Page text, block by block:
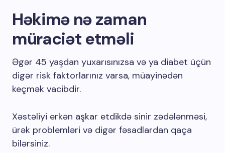
Həkimə nə zaman
müraciət etməli
Əgər 45 yaşdan yuxarısınızsa və ya diabet üçün
digər risk faktorlarınız varsa, müayinədən
keçmək vacibdir.
Xəstəliyi erkən aşkar etdikdə sinir zədələnməsi,
ürək problemləri və digər fəsadlardan qaça
bilərsiniz.